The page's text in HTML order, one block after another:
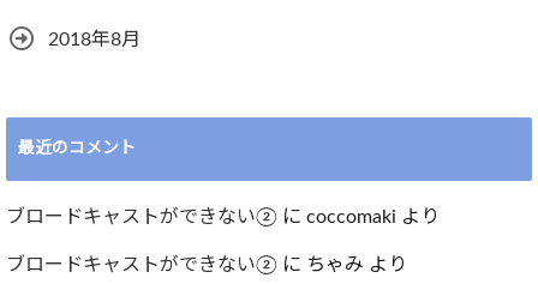
2018年8月
最近のコメント
ブロードキャストができない② に coccomaki より
ブロードキャストができない② に ちゃみ より